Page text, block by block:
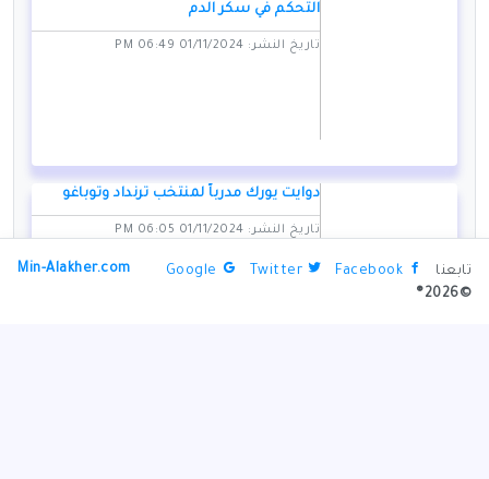
التحكم في سكر الدم
تاريخ النشر: 01/11/2024 06:49 PM
دوايت يورك مدرباً لمنتخب ترنداد وتوباغو
تاريخ النشر: 01/11/2024 06:05 PM
تابعنا Facebook
Twitter
Google
Min-Alakher.com
©2026®